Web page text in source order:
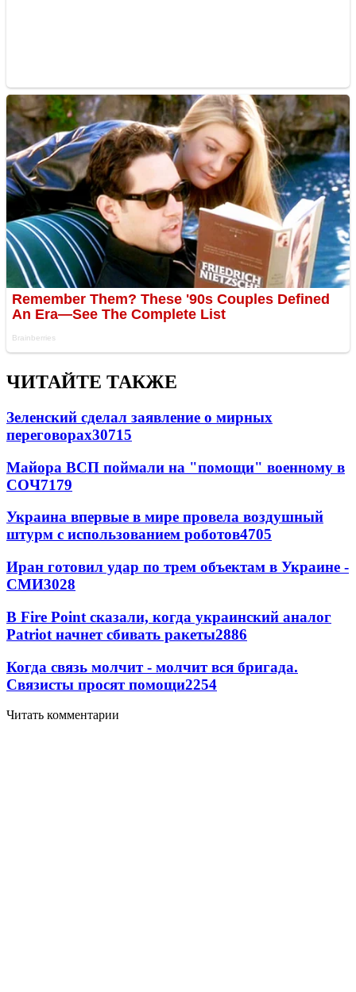
ЧИТАЙТЕ ТАКЖЕ
Зеленский сделал заявление о мирных
переговорах30715
Майора ВСП поймали на "помощи" военному в
СОЧ7179
Украина впервые в мире провела воздушный
штурм с использованием роботов4705
Иран готовил удар по трем объектам в Украине -
СМИ3028
В Fire Point сказали, когда украинский аналог
Patriot начнет сбивать ракеты2886
Когда связь молчит - молчит вся бригада.
Связисты просят помощи2254
Читать комментарии